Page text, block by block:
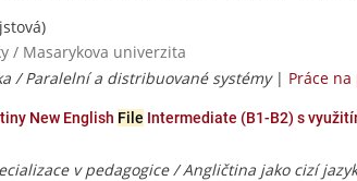
/ Masarykova univerzita
/ Paralelní a distribuované systémy| Práce
New English File Intermediate (B1-B2) s
v pedagogice / Angličtina jako cizí jazyk